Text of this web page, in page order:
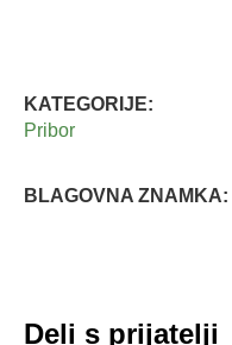
KATEGORIJE:
Pribor
BLAGOVNA ZNAMKA:
Deli s prijatelji